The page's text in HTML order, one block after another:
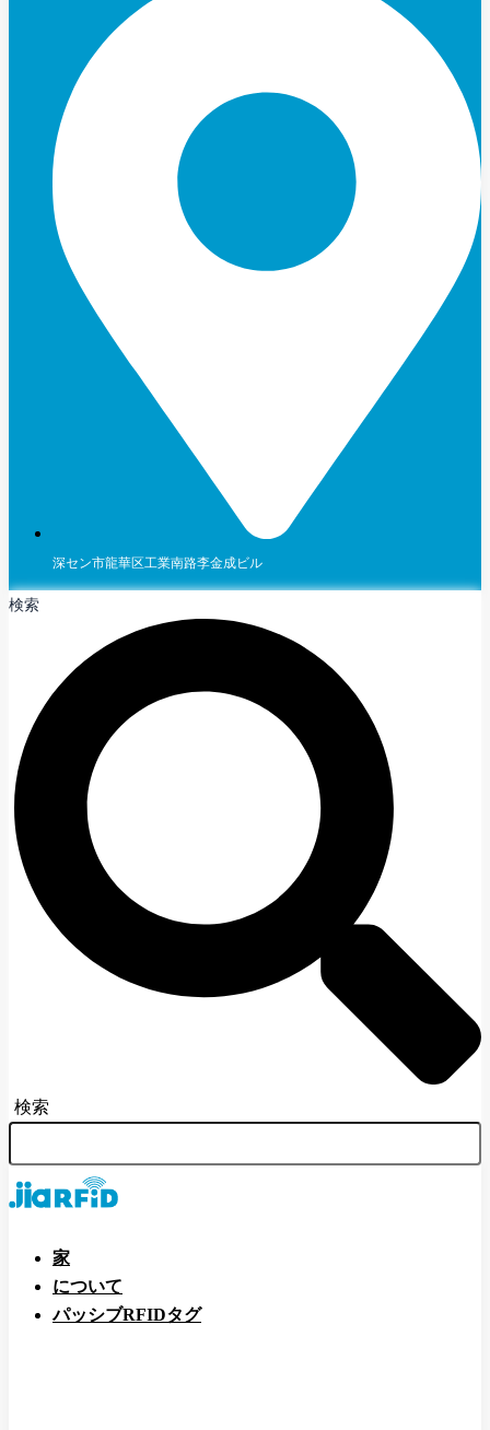
深セン市龍華区工業南路李金成ビル
検索
検索
家
について
パッシブRFIDタグ